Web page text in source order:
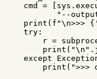
cmd
= [ sys .
"--
print ( f "\n>>> {
try :
r =
print ( "\n " .
except
print ( ">>>